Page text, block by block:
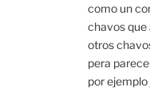
como un
chavos que
otros
pera
por